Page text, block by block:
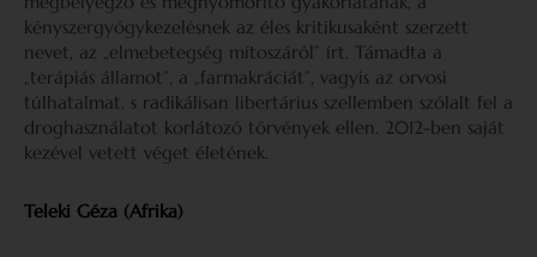
kényszergyógykezelésnek az éles kritikusaként szer­zett
nevet, az „elmebetegség mítoszáról” írt. Támadta a
„terápiás államot”, a „farmakráciát”, vagyis az orvosi
túlhatalmat, s radikálisan libertárius szellemben szólalt fel a
droghasználatot korlátozó törvények ellen. 2012-ben saját
kezével vetett véget életének.
Teleki Géza (Afrika)